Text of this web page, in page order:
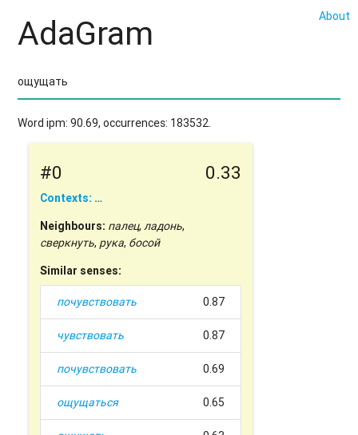
About
AdaGram
Word ipm: 90.69, occurrences: 183532.
#0 0.33
Contexts: …
Neighbours: палец,ладонь,
сверкнуть, рука, босой
Similar senses:
почувствовать 0.87
чувствовать 0.87
почувствовать 0.69
ощущаться 0.65